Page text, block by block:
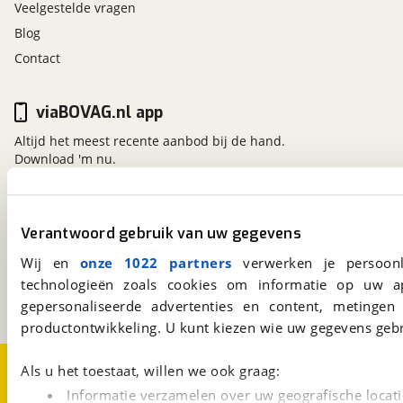
Verantwoord gebruik van uw gegevens
Wij en onze 1022 partners verwerken je
technologieën zoals cookies om informatie op
gepersonaliseerde advertenties en content,
productontwikkeling. U kunt kiezen wie uw gegevens
Als u het toestaat, willen we ook graag:
Informatie verzamelen over uw geografische
Veelgestelde vragen
Blog
Contact
viaBOVAG.nl
3981 AJ
Bunnik
Een initiatief van
BOVAG
viaBOVAG.nl app
Altijd het meest recente aanbod bij de hand.
Download 'm nu.
Over viaBOVAG.nl
Disclaimer- en Privacyverklaring
CookievoorkeurenVacatures